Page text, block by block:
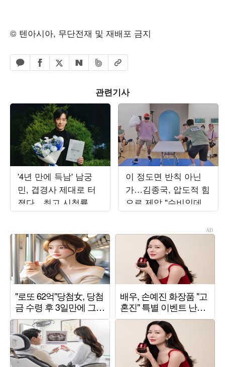
© 텐아시아, 무단전재 및 재배포 금지
카카오톡 공유하기
페이스북 공유하기
엑스 공유하기
네이버 공유하기
밴드 공유하기
URL복사
관련기사
'4년 만에 득남' 남궁
민, 겹경사 제대로 터
졌다…최고 시청률 찍
고 "작은 감정 안 놓쳐"
이 정도면 반칙 아닌
가…김종국, 압도적 힘
으로 제압 "수비인데도
압도적" ('런닝맨')